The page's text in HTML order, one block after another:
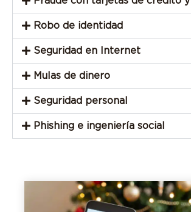
Robo de identidad
Seguridad en Internet
Mulas de dinero
Seguridad personal
Phishing e ingeniería social